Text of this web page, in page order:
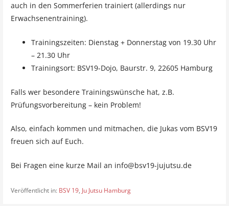
auch in den Sommerferien trainiert (allerdings nur
Erwachsenentraining).
Trainingszeiten: Dienstag + Donnerstag von 19.30 Uhr
– 21.30 Uhr
Trainingsort: BSV19-Dojo, Baurstr. 9, 22605 Hamburg
Falls wer besondere Trainingswünsche hat, z.B.
Prüfungsvorbereitung – kein Problem!
Also, einfach kommen und mitmachen, die Jukas vom BSV19
freuen sich auf Euch.
Bei Fragen eine kurze Mail an info@bsv19-jujutsu.de
Veröffentlicht in: BSV 19, Ju Jutsu Hamburg